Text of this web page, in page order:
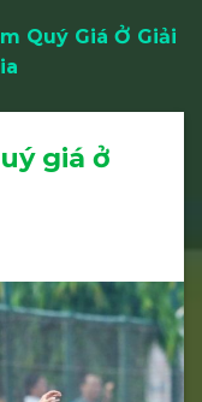
Quý Giá Ở Giải
giá ở